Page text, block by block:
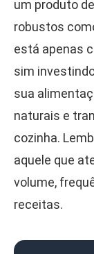
um produto
robustos
está apenas
sim
sua
naturais e
cozinha.
aquele que
volume,
receitas.